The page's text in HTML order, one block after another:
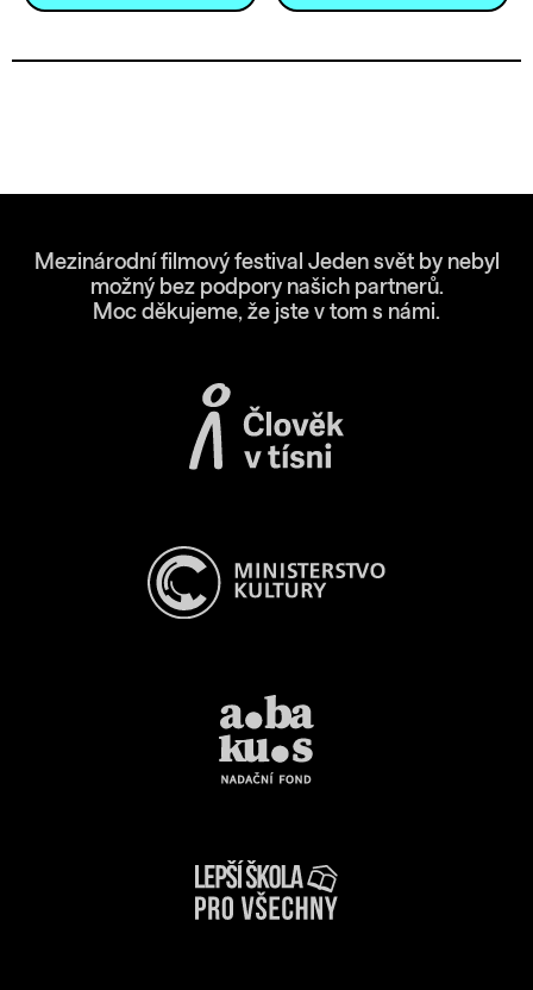
Mezinárodní filmový festival Jeden svět by nebyl
možný bez podpory našich partnerů.
Moc děkujeme, že jste v tom s námi.